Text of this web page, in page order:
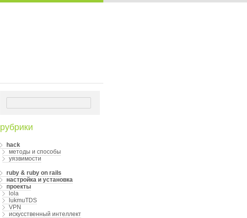
рубрики
hack
методы и способы
уязвимости
ruby & ruby on rails
настройка и установка
проекты
lola
lukmuTDS
VPN
искусственный интеллект